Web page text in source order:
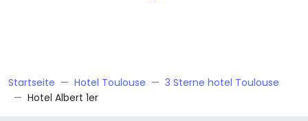
Startseite Hotel Toulouse
3 Sterne hotel Toulouse
Hotel Albert 1er